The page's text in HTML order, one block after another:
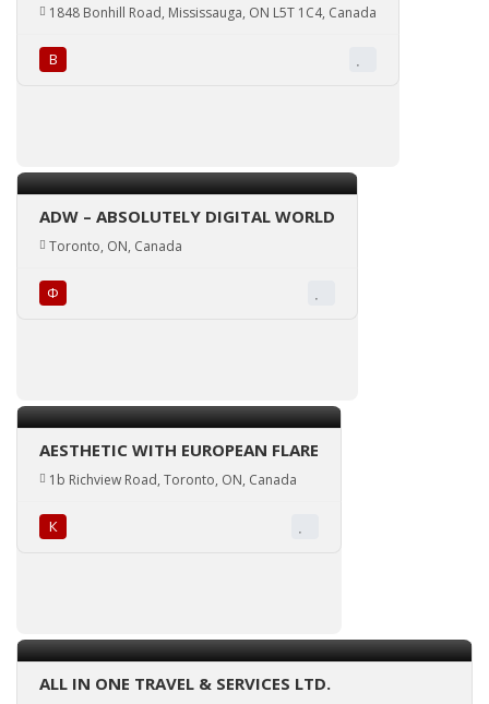
1848 Bonhill Road, Mississauga, ON L5T 1C4, Canada
В
ADW – ABSOLUTELY DIGITAL WORLD
Toronto, ON, Canada
Ф
AESTHETIC WITH EUROPEAN FLARE
1b Richview Road, Toronto, ON, Canada
К
ALL IN ONE TRAVEL & SERVICES LTD.